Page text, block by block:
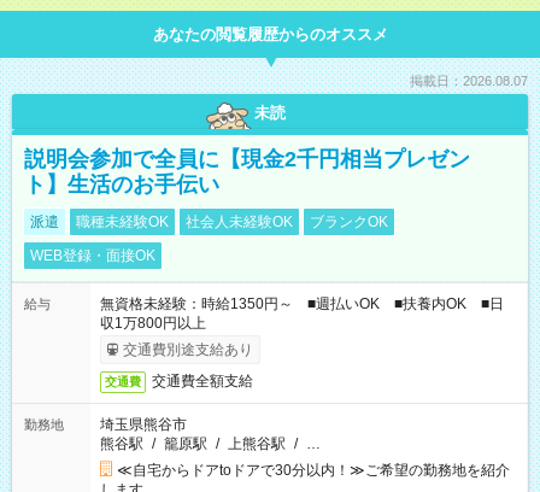
あなたの閲覧履歴からのオススメ
掲載日：2026.08.07
未読
説明会参加で全員に【現金2千円相当プレゼン
ト】生活のお手伝い
派遣 職種未経験OK 社会人未経験OK
ブランクOK
WEB登録・面接OK
給与
無資格未経験：時給1350円～ ■週払いOK ■扶養内OK ■日
収1万800円以上
交通費別途支給あり
交通費 交通費全額支給
勤務地
埼玉県熊谷市
熊谷駅 / 籠原駅 / 上熊谷駅 / …
≪自宅からドアtoドアで30分以内！≫ご希望の勤務地を紹介